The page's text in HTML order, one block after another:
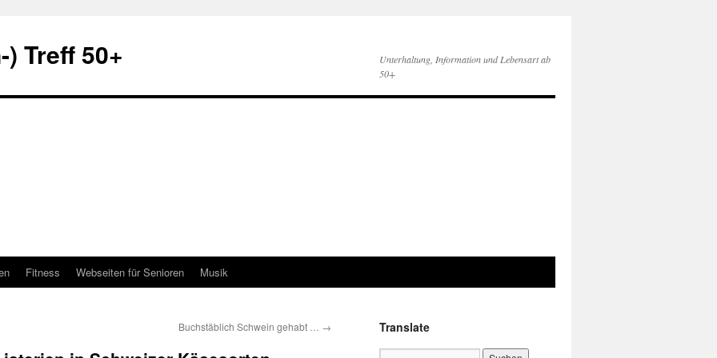
Treff 50+
Unterhaltung, Information und Lebensart ab
50+
Fitness Webseiten für Senioren Musik
Buchstäblich Schwein gehabt … → Translate